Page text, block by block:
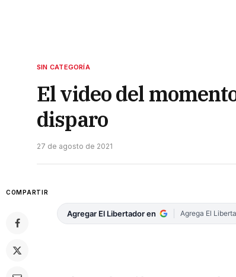
SIN CATEGORÍA
El video del
disparo
27 de agosto de 2021
COMPARTIR
Agregar El Libertador en Agrega El